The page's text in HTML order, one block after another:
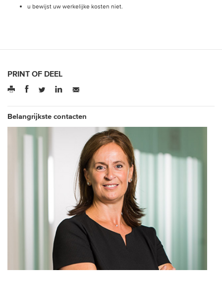
u bewijst uw werkelijke kosten niet.
PRINT OF DEEL
Belangrijkste contacten